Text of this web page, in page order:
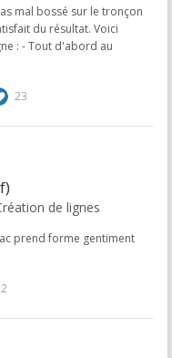
mal bossé sur le tronçon
du résultat. Voici
: - Tout d'abord au
23
de lignes
prend forme gentiment